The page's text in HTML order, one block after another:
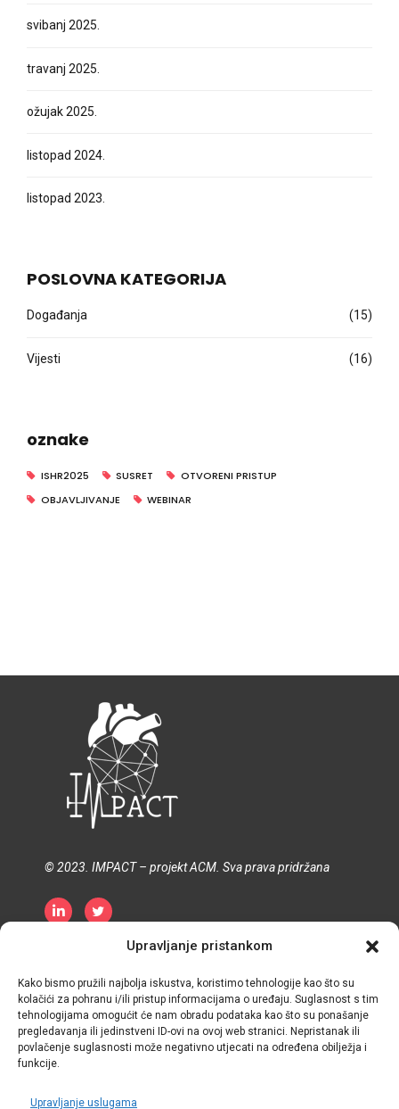
Upravljanje pristankom
Kako bismo pružili najbolja iskustva, koristimo tehnologije kao što su
kolačići za pohranu i/ili pristup informacijama o uređaju. Suglasnost s tim
tehnologijama omogućit će nam obradu podataka kao što su ponašanje
pregledavanja ili jedinstveni ID-ovi na ovoj web stranici. Nepristanak ili
povlačenje suglasnosti može negativno utjecati na određena obilježja i
funkcije.
Upravljanje uslugama
svibanj 2025.
travanj 2025.
ožujak 2025.
listopad 2024.
listopad 2023.
POSLOVNA KATEGORIJA
Događanja (15)
Vijesti (16)
oznake
ISHR2025 SUSRET
OTVORENI PRISTUP
OBJAVLJIVANJE
WEBINAR
© 2023. IMPACT – projekt ACM. Sva prava pridržana
Pravila o zaštiti privatnosti
Pravila o kolačićima